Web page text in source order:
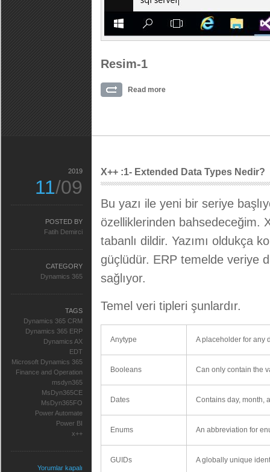
Resim-1
Read more
X++ :1- Extended Data Types Nedir?
Bu yazı ile yeni bir seriye
özelliklerinden bahsedeceğim.
tabanlı dildir. Yazımı oldukça
güçlüdür. ERP temelde veriye
sağlıyor.
Temel veri tipleri şunlardır.
Anytype A placeholder for any
Booleans Can only contain the
Dates Contains day, month,
Enums An abbreviation for
GUIDs A globally unique
2019
11/09
POSTED BY
Fatih Demirci
CATEGORY
Dynamics 365
TAGS
Dynamics 365 CRM
Dynamics 365 ERP
Dynamics AX
EDT
Microsoft Dynamics 365
Finance and Operation
msdyn365
MsDyn365CE
MsDyn365FO
Power Automate
Power BI
x++
Yorumlar kapalı